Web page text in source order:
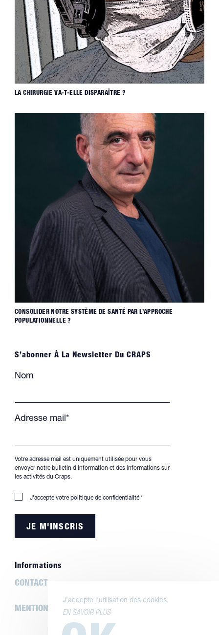
LA CHIRURGIE VA-T-ELLE DISPARAÎTRE ?
CONSOLIDER NOTRE SYSTÈME DE SANTÉ PAR L’APPROCHE
POPULATIONNELLE ?
S’abonner À La Newsletter Du CRAPS
Nom
Adresse mail*
Votre adresse mail est uniquement utilisée pour vous
envoyer notre bulletin d'information et des informations sur
les activités du Craps.
J'accepte votre politique de confidentialité *
Informations
CONTACT
MENTIONS LÉGALES
J'accepte l'utilisation des cookies.
EN SAVOIR PLUS